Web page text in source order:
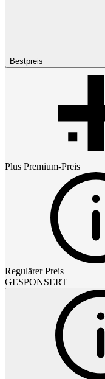
Bestpreis
Plus Premium-Preis
Regulärer Preis
GESPONSERT